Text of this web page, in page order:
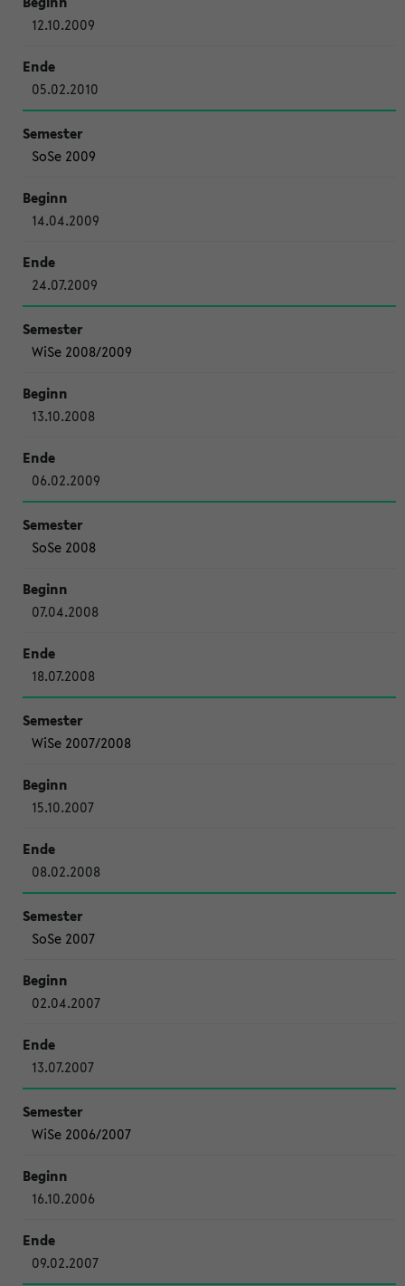
12.10.2009
05.02.2010
SoSe 2009
14.04.2009
24.07.2009
WiSe 2008/2009
13.10.2008
06.02.2009
SoSe 2008
07.04.2008
18.07.2008
WiSe 2007/2008
15.10.2007
08.02.2008
SoSe 2007
02.04.2007
13.07.2007
WiSe 2006/2007
16.10.2006
09.02.2007